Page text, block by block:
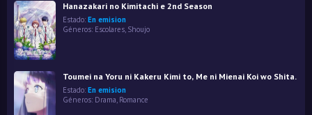
Hanazakari no Kimitachi e 2nd Season
Estado: En emision
Géneros: Escolares, Shoujo
Toumei na Yoru ni Kakeru Kimi to, Me ni Mienai Koi wo Shita.
Estado: En emision
Géneros: Drama, Romance